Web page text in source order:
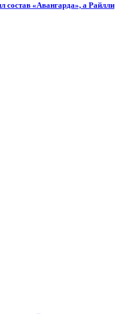
«Авангарда», а Райлли